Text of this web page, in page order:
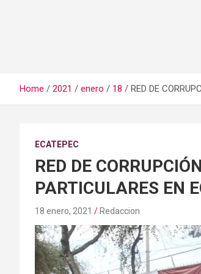
Home 2021 enero 18 RED DE
ECATEPEC
RED DE
PARTICULARES EN
18 enero, 2021 Redaccion